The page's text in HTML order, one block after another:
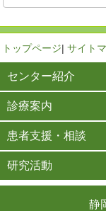
トップページ| サイト
センター紹介
診療案内
患者支援・相談
研究活動
静